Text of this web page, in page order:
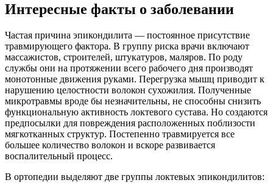
Интересные факты о заболевании
Частая причина эпикондилита — постоянное присутствие
травмирующего фактора. В группу риска врачи включают
массажистов, строителей, штукатуров, маляров. По роду
службы они на протяжении всего рабочего дня производят
монотонные движения руками. Перегрузка мышц приводит к
нарушению целостности волокон сухожилия. Полученные
микротравмы вроде бы незначительны, не способны снизить
функциональную активность локтевого сустава. Но создаются
предпосылки для повреждения расположенных поблизости
мягкотканных структур. Постепенно травмируется все
большее количество волокон и вскоре развивается
воспалительный процесс.
В ортопедии выделяют две группы локтевых эпикондилитов: